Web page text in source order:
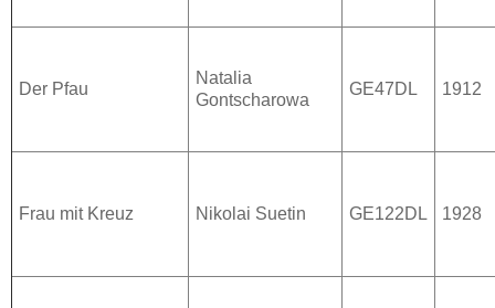
Der Pfau
Natalia
Gontscharowa
GE47DL 1912
Frau mit Kreuz Nikolai Suetin GE122DL 1928